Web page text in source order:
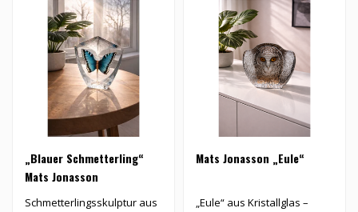
„Blauer Schmetterling“
Mats Jonasson
Schmetterlingsskulptur aus
Mats Jonasson „Eule“
„Eule“ aus Kristallglas –